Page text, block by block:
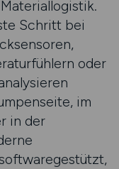
Schritt bei
oder
im
in der